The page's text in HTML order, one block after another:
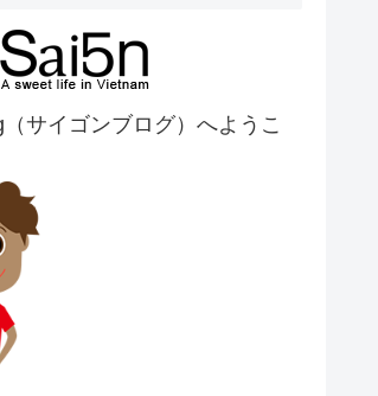
サイゴンブログ）へようこ